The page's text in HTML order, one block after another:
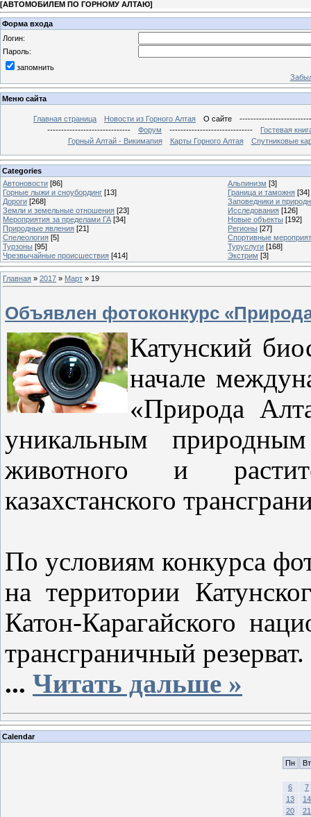
[АВТОМОБИЛЕМ ПО ГОРНОМУ АЛТАЮ]
Форма входа
Логин:
Пароль:
запомнить
Меню сайта
Главная страница Новости из Горного Алтая О сайте
------------------------------
Форум ------------------------------
Гостевая
Горный Алтай - Викимапия
Карты Горного Алтая Спутниковые
Categories
Автоновости [86] Альпинизм [3]
Горные лыжи и сноубординг [13] Граница и таможня [34]
Дороги [268]
Заповедники и
Земли и земельные отношения [23] Исследования [126]
Мероприятия за пределами ГА [34] Новые объекты [192]
Природные явления [21] Регионы [27]
Спелеология [5]
Спортивные
Турзоны [95] Туруслуги [168]
Чрезвычайные происшествия [414] Экстрим [3]
Главная » 2017 » Март » 19
Объявлен фотоконкурс
Катунский
начале
«Природа
уникальным
животного и
казахстанского
По условиям конкурса
на территории
Катон-Карагайского
трансграничный резерват.
... Читать дальше »
Calendar
Пн Вт
6
7
13
14
20
21